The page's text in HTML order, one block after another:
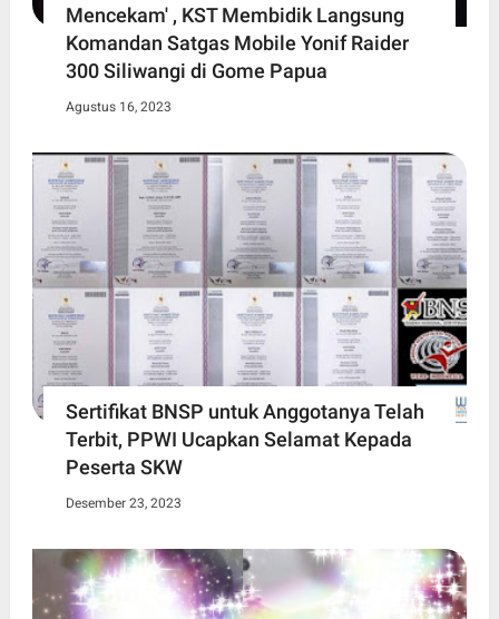
Mencekam' , KST Membidik Langsung
Komandan Satgas Mobile Yonif Raider
300 Siliwangi di Gome Papua
Agustus 16, 2023
Sertifikat BNSP untuk Anggotanya Telah
Terbit, PPWI Ucapkan Selamat Kepada
Peserta SKW
Desember 23, 2023